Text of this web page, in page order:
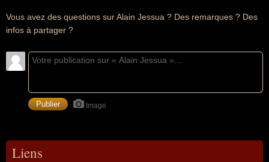
Vous avez des questions sur Alain Jessua ? Des remarques ? Des
infos à partager ?
Image
Liens